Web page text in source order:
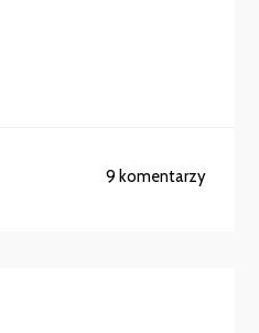
9 komentarzy